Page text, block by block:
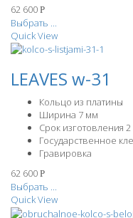
62 600 Р
Выбрать ...
Quick View
LEAVES w-31
Кольцо из платины
Ширина 7 мм
Срок изготовления
Государственное
Гравировка
62 600 Р
Выбрать ...
Quick View